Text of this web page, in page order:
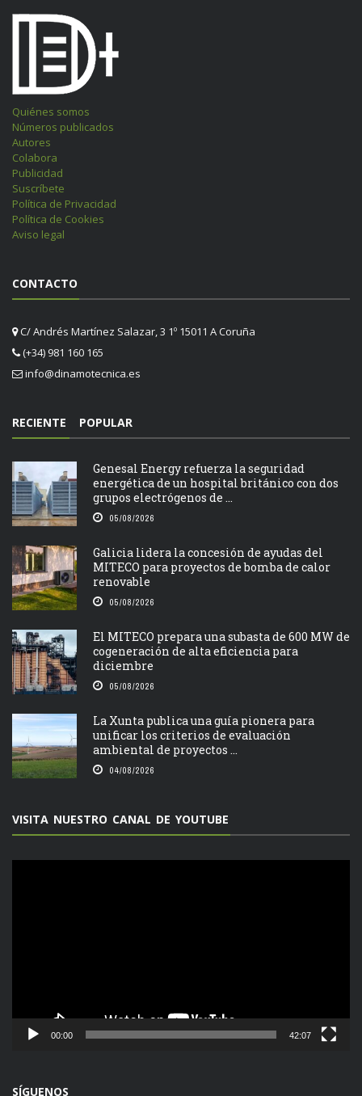
Quiénes somos
Números publicados
Autores
Colabora
Publicidad
Suscríbete
Política de Privacidad
Política de Cookies
Aviso legal
CONTACTO
C/ Andrés Martínez Salazar, 3 1º 15011 A Coruña
(+34) 981 160 165
info@dinamotecnica.es
RECIENTE POPULAR
Genesal Energy refuerza la seguridad
energética de un hospital británico con dos
grupos electrógenos de ...
05/08/2026
Galicia lidera la concesión de ayudas del
MITECO para proyectos de bomba de calor
renovable
05/08/2026
El MITECO prepara una subasta de 600 MW de
cogeneración de alta eficiencia para
diciembre
05/08/2026
La Xunta publica una guía pionera para
unificar los criterios de evaluación
ambiental de proyectos ...
04/08/2026
VISITA NUESTRO CANAL DE YOUTUBE
00:00 42:07
SÍGUENOS